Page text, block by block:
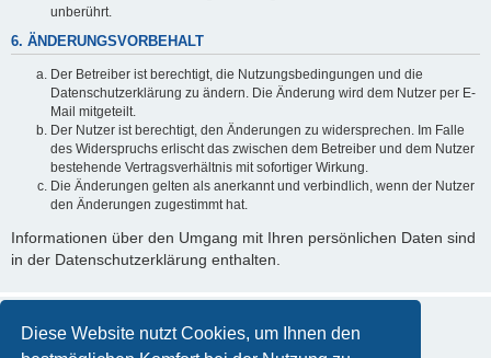
Diese Website nutzt Cookies, um Ihnen den
unberührt.
6. ÄNDERUNGSVORBEHALT
Der Betreiber ist berechtigt, die Nutzungsbedingungen und die
Datenschutzerklärung zu ändern. Die Änderung wird dem Nutzer per E-
Mail mitgeteilt.
Der Nutzer ist berechtigt, den Änderungen zu widersprechen. Im Falle
des Widerspruchs erlischt das zwischen dem Betreiber und dem Nutzer
bestehende Vertragsverhältnis mit sofortiger Wirkung.
Die Änderungen gelten als anerkannt und verbindlich, wenn der Nutzer
den Änderungen zugestimmt hat.
Informationen über den Umgang mit Ihren persönlichen Daten sind
in der Datenschutzerklärung enthalten.